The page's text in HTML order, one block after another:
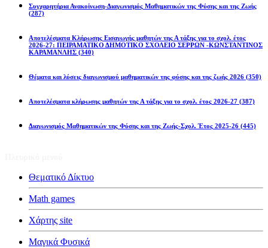
Συγχαρητήρια Ανακοίνωση-Διαγωνισμός Μαθηματικών της Φύσης και της Ζωής
(287)
Αποτελέσματα Κλήρωσης Εισαγωγής μαθητών της Α τάξης για το σχολ. έτος
2026-27: ΠΕΙΡΑΜΑΤΙΚΟ ΔΗΜΟΤΙΚΟ ΣΧΟΛΕΙΟ ΣΕΡΡΩΝ -ΚΩΝΣΤΑΝΤΙΝΟΣ
ΚΑΡΑΜΑΝΛΗΣ (340)
Θέματα και λύσεις διαγωνισμού μαθηματικών της φύσης και της ζωής 2026 (350)
Αποτελέσματα κλήρωσης μαθητών της Α τάξης για το σχολ. έτος 2026-27 (387)
Διαγωνισμός Μαθηματικών της Φύσης και της Ζωής-Σχολ. Έτος 2025-26 (445)
Θεματικό Δίκτυο
Math games
Χάρτης site
Μαγικά Φυσικά